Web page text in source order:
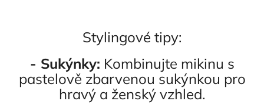
Stylingové tipy:
- Sukýnky: Kombinujte mikinu s
pastelově zbarvenou sukýnkou pro
hravý a ženský vzhled.